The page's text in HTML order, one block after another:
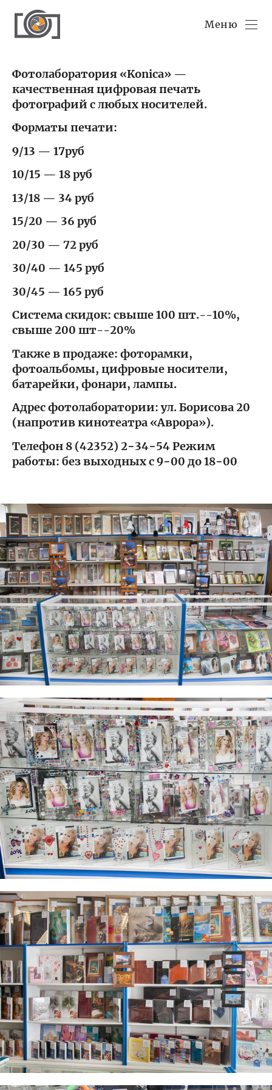
Меню
Фотолаборатория «Konica» —
качественная цифровая печать
фотографий с любых носителей.
Форматы печати:
9/13 — 17руб
10/15 — 18 руб
13/18 — 34 руб
15/20 — 36 руб
20/30 — 72 руб
30/40 — 145 руб
30/45 — 165 руб
Система скидок: свыше 100 шт.--10%,
свыше 200 шт--20%
Также в продаже: фоторамки,
фотоальбомы, цифровые носители,
батарейки, фонари, лампы.
Адрес фотолаборатории: ул. Борисова 20
(напротив кинотеатра «Аврора»).
Телефон 8 (42352) 2−34−54 Режим
работы: без выходных с 9−00 до 18−00